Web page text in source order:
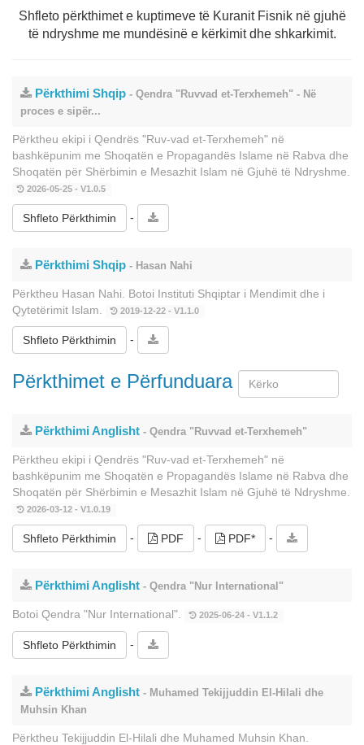
Shfleto përkthimet e kuptimeve të Kuranit Fisnik në gjuhë
të ndryshme me mundësinë e kërkimit dhe shkarkimit.
Përkthimi Shqip - Qendra "Ruvvad et-Terxhemeh" - Në
proces e sipër...
Përktheu ekipi i Qendrës "Ruv-vad et-Terxhemeh" në
bashkëpunim me Shoqatën e Propagandës Islame në Rabva dhe
Shoqatën për Shërbimin e Mesazhit Islam në Gjuhë të Ndryshme.
2026-05-25 - V1.0.5
Shfleto Përkthimin -
Përkthimi Shqip - Hasan Nahi
Përktheu Hasan Nahi. Botoi Instituti Shqiptar i Mendimit dhe i
Qytetërimit Islam.
2019-12-22 - V1.1.0
Shfleto Përkthimin -
Përkthimet e Përfunduara
Përkthimi Anglisht - Qendra "Ruvvad et-Terxhemeh"
Përktheu ekipi i Qendrës "Ruv-vad et-Terxhemeh" në
bashkëpunim me Shoqatën e Propagandës Islame në Rabva dhe
Shoqatën për Shërbimin e Mesazhit Islam në Gjuhë të Ndryshme.
2026-03-12 - V1.0.19
Shfleto Përkthimin - PDF - PDF* -
Përkthimi Anglisht - Qendra "Nur International"
Botoi Qendra "Nur International". 2025-06-24 - V1.1.2
Shfleto Përkthimin -
Përkthimi Anglisht - Muhamed Tekijjuddin El-Hilali dhe
Muhsin Khan
Përktheu Tekijjuddin El-Hilali dhe Muhamed Muhsin Khan.